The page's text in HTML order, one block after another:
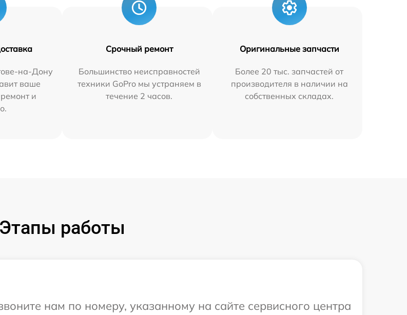
на-Дону
ваше
и
Срочный ремонт
Большинство неисправностей
техники GoPro мы устраняем в
течение 2 часов.
Оригинальные запчасти
Более 20 тыс. запчастей от
производителя в наличии на
собственных складах.
Этапы работы
нам по номеру, указанному на сайте сервисного центра